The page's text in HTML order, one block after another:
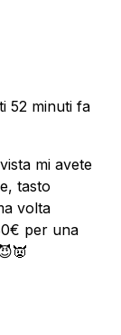
52 minuti fa
mi avete
tasto
volta
per una